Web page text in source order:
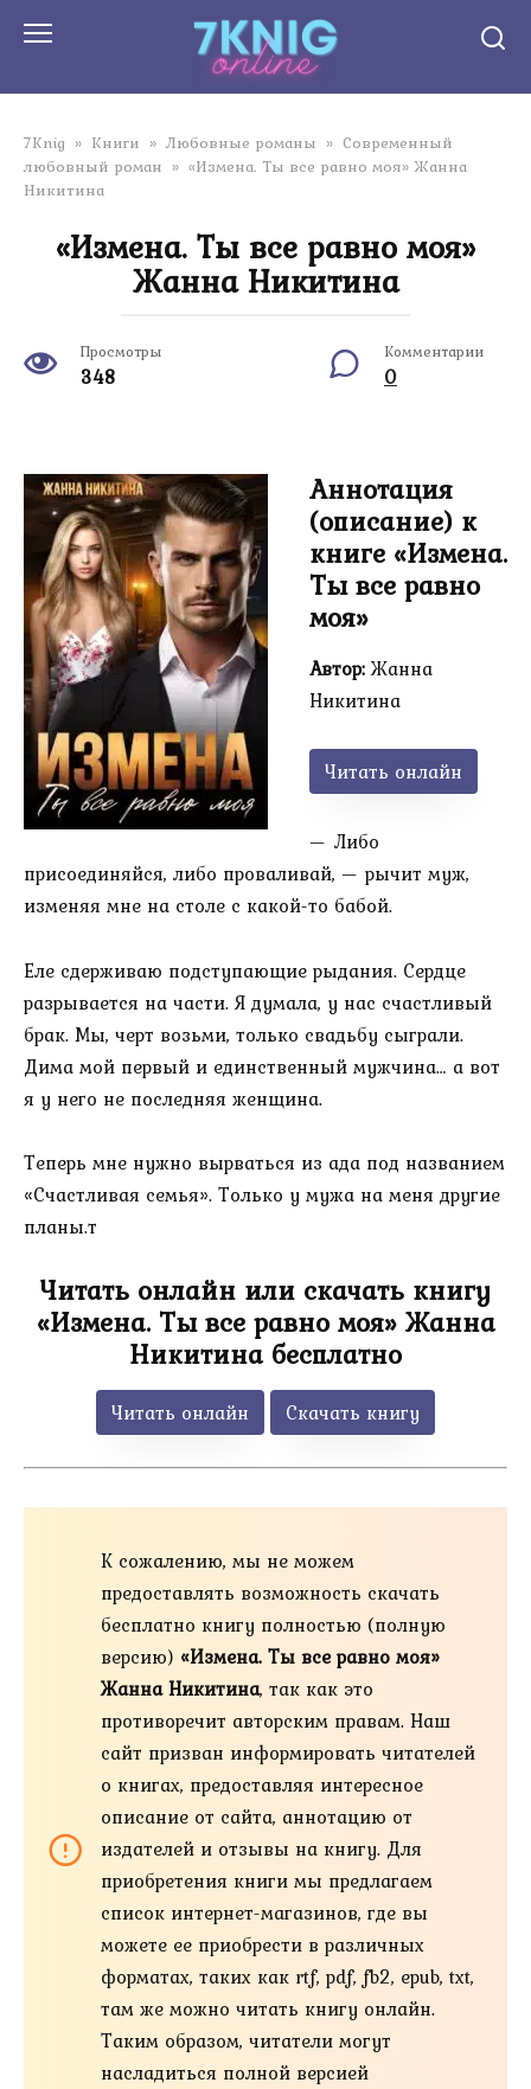
7Knig » Книги » Любовные романы » Современный
любовный роман » «Измена. Ты все равно моя» Жанна
Никитина
«Измена. Ты все равно моя»
Жанна Никитина
Просмотры
348
Комментарии
0
Аннотация
(описание) к
книге «Измена.
Ты все равно
моя»
Автор:Жанна
Никитина
Читать онлайн
— Либо
присоединяйся, либо проваливай, — рычит муж,
изменяя мне на столе с какой-то бабой.
Еле сдерживаю подступающие рыдания. Сердце
разрывается на части. Я думала, у нас счастливый
брак. Мы, черт возьми, только свадьбу сыграли.
Дима мой первый и единственный мужчина… а вот
я у него не последняя женщина.
Теперь мне нужно вырваться из ада под названием
«Счастливая семья». Только у мужа на меня другие
планы.т
Читать онлайн или скачать книгу
«Измена. Ты все равно моя» Жанна
Никитина бесплатно
Читать онлайн Скачать книгу
К сожалению, мы не можем
предоставлять возможность скачать
бесплатно книгу полностью (полную
версию) «Измена. Ты все равно моя»
Жанна Никитина, так как это
противоречит авторским правам. Наш
сайт призван информировать читателей
о книгах, предоставляя интересное
описание от сайта, аннотацию от
издателей и отзывы на книгу. Для
приобретения книги мы предлагаем
список интернет-магазинов, где вы
можете ее приобрести в различных
форматах, таких как rtf, pdf, fb2, epub, txt,
там же можно читать книгу онлайн.
Таким образом, читатели могут
насладиться полной версией